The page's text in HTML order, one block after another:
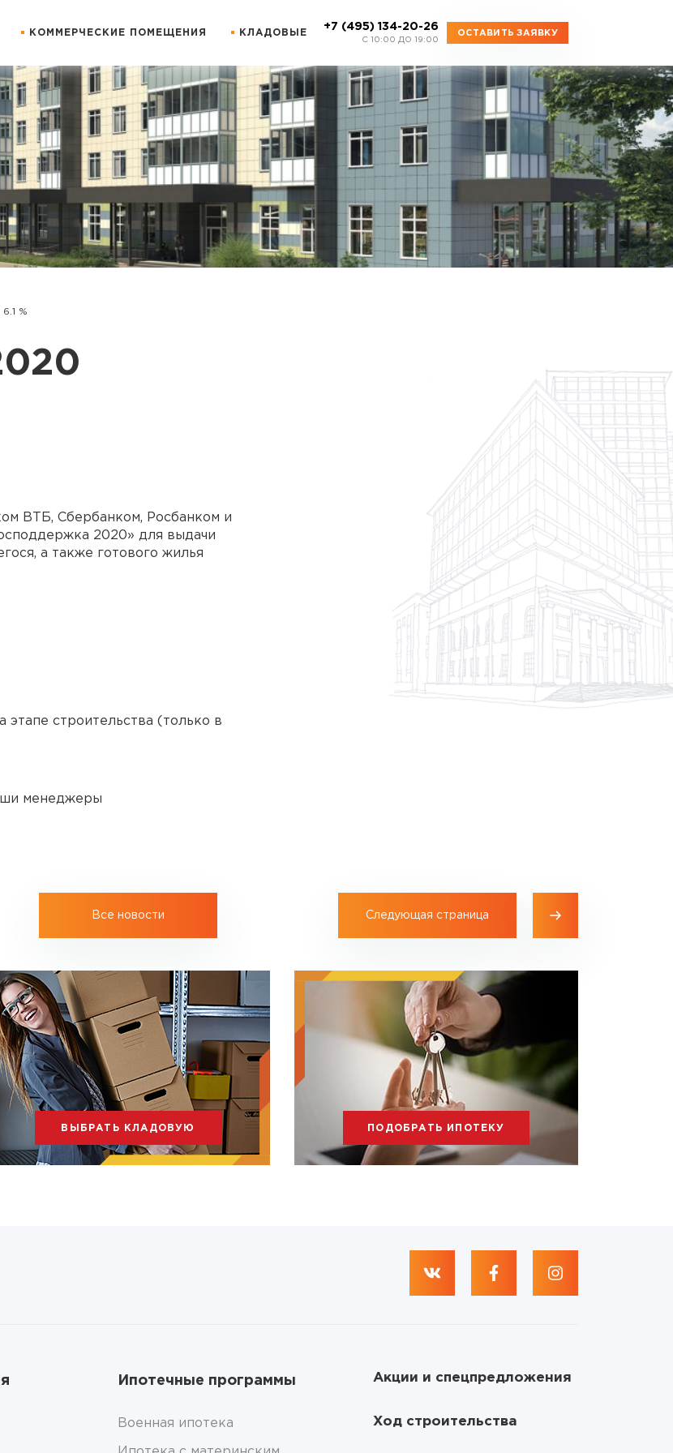
КОММЕРЧЕСКИЕ ПОМЕЩЕНИЯ КЛАДОВЫЕ
+7 (495) 134-20-26
C 10:00 ДО 19:00
ОСТАВИТЬ ЗАЯВКУ
%
ВТБ, Сбербанком, Росбанком и
2020» для выдачи
а также готового жилья
строительства (только в
менеджеры
Все новости Следующая страница
ВЫБРАТЬ КЛАДОВУЮ ПОДОБРАТЬ ИПОТЕКУ
Ипотечные программы
Военная ипотека
Акции и спецпредложения
Ход строительства